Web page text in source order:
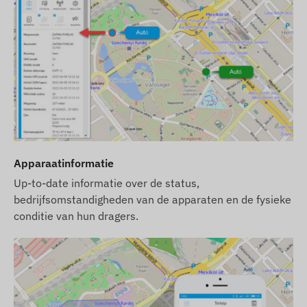
houden – u hoeft zich hier geen zorgen over te
maken.
Als u ook gebruik wilt maken van onze SMS-
alarmdienst, koop dan een SMS-kredietkaart in
onze webwinkel.
Overige informatie
veiligheidslabel en mag niet uit elkaar worden
gehaald, omdat dit het apparaat kan
beschadigen en de garantie vervalt.
Als u het apparaat aan iemand anders wilt
overdragen, neem dan contact op met onze
klantenservice voor herregistratie van de
gebruiker!
Wij bieden ook service na de garantieperiode
Apparaatinformatie
Up-to-date informatie over de status,
bedrijfsomstandigheden van de apparaten en de fysieke
conditie van hun dragers.